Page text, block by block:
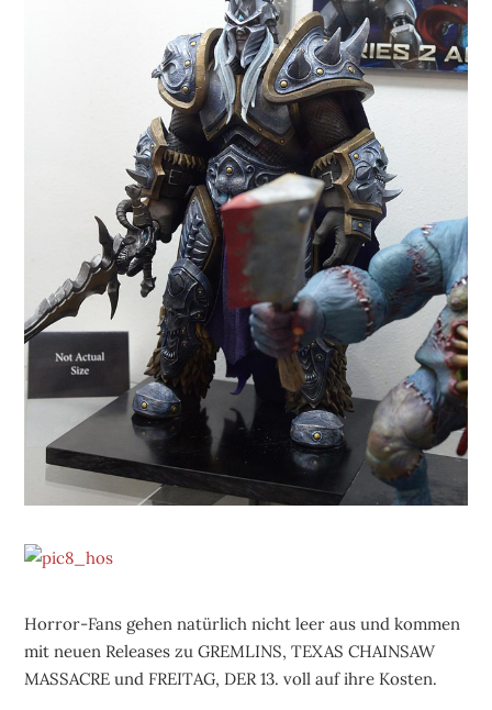
Horror-Fans gehen natürlich nicht leer aus und kommen
mit neuen Releases zu GREMLINS, TEXAS CHAINSAW
MASSACRE und FREITAG, DER 13. voll auf ihre Kosten.